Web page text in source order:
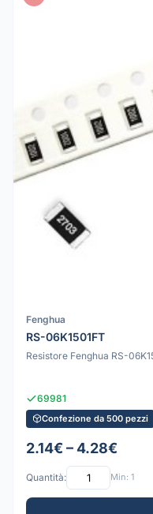
Fenghua
RS-06K1501FT
Resistore Fenghua RS-
69981
Confezione da 500 pezzi
2.14€ – 4.28€
Quantità: Min: 1